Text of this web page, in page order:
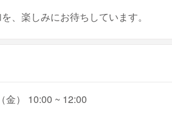
、楽しみにお待ちしています。
金） 10:00 ~ 12:00